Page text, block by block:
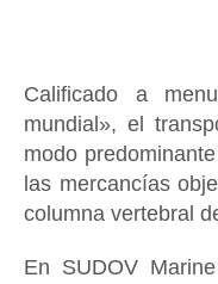
Calificado a
mundial», el
modo
las mercancías
columna vertebral
En SUDOV